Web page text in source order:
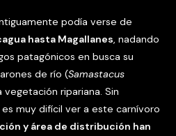
podía verse de
hasta Magallanes, nadando
patagónicos en busca su
de río (Samastacus
vegetación ripariana. Sin
muy difícil ver a este carnívoro
y área de distribución han